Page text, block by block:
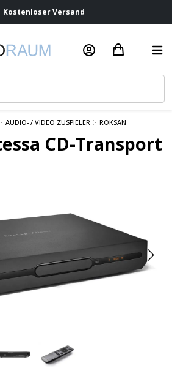
Beratung & Service
AUDIO- / VIDEO ZUSPIELER ROKSAN
CD-Transport